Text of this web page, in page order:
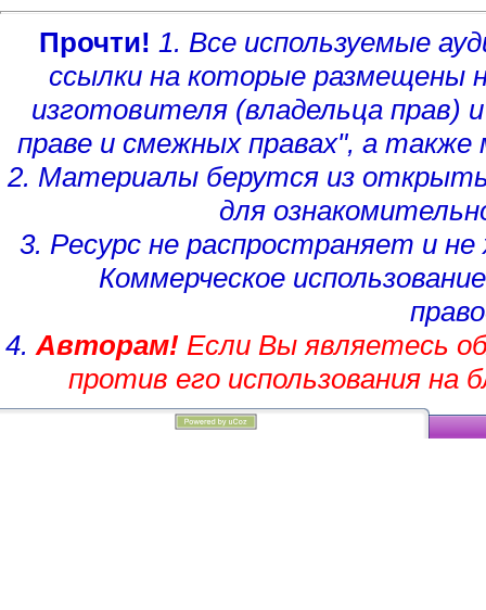
Прочти! 1. Все используемые
ссылки на которые размещены
изготовителя (владельца прав)
праве и смежных правах", а
2. Материалы берутся из
для
3. Ресурс не распространяет и
Коммерческое
4. Авторам!Если Вы являетесь
против его использования на